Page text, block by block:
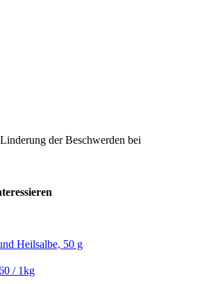
der Beschwerden bei
Heilsalbe, 50 g
/ 1kg